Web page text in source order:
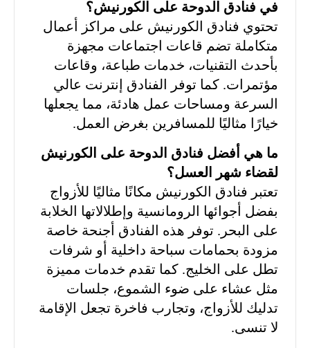
في فنادق الدوحة على الكورنيش؟
تحتوي فنادق الكورنيش على مراكز أعمال
متكاملة تضم قاعات اجتماعات مجهزة
بأحدث التقنيات، خدمات طباعة، وقاعات
مؤتمرات. كما توفر الفنادق إنترنت عالي
السرعة ومساحات عمل هادئة، مما يجعلها
خيارًا مثاليًا للمسافرين بغرض العمل.
ما هي أفضل فنادق الدوحة على الكورنيش
لقضاء شهر العسل؟
تعتبر فنادق الكورنيش مكانًا مثاليًا للأزواج
بفضل أجوائها الرومانسية وإطلالاتها الخلابة
على البحر. توفر هذه الفنادق أجنحة خاصة
مزودة بحمامات سباحة داخلية أو شرفات
تطل على الخليج. كما تقدم خدمات مميزة
مثل عشاء على ضوء الشموع، جلسات
تدليك للأزواج، وتجارب فاخرة تجعل الإقامة
لا تنسى.